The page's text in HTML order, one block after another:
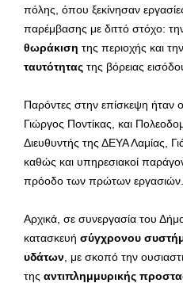
πόλης, όπου ξεκίνησαν
παρέμβασης με διττό στόχο:
θωράκιση της περιοχής και την
ταυτότητας της βόρειας
Παρόντες στην επίσκεψη ήταν
Γιώργος Ποντίκας, και
Διευθυντής της ΔΕΥΑ Λαμίας,
καθώς και υπηρεσιακοί
πρόοδο των πρώτων εργασιών.
Αρχικά, σε συνεργασία του
κατασκευή σύγχρονου
υδάτων , με σκοπό την
της αντιπλημμυρικής